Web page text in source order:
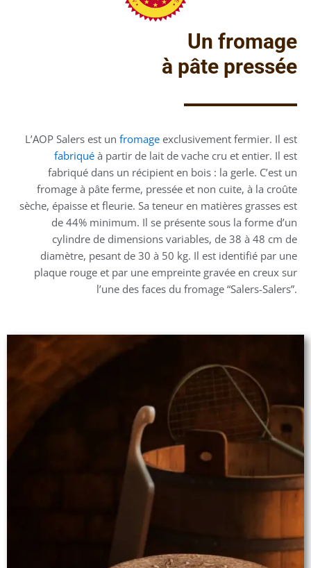
Un fromage
à pâte pressée
L’AOP Salers est un fromage exclusivement fermier. Il est
fabriqué à partir de lait de vache cru et entier. Il est
fabriqué dans un récipient en bois : la gerle. C’est un
fromage à pâte ferme, pressée et non cuite, à la croûte
sèche, épaisse et fleurie. Sa teneur en matières grasses est
de 44% minimum. Il se présente sous la forme d’un
cylindre de dimensions variables, de 38 à 48 cm de
diamètre, pesant de 30 à 50 kg. Il est identifié par une
plaque rouge et par une empreinte gravée en creux sur
l’une des faces du fromage “Salers-Salers”.